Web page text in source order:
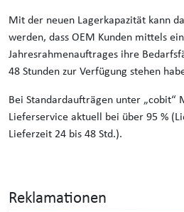
Mit der neuen Lagerkapazität kann
werden, dass OEM Kunden mittels
Jahresrahmenauftrages ihre
48 Stunden zur Verfügung stehen
Bei Standardaufträgen unter „cobit“
Lieferservice aktuell bei über 95 %
Lieferzeit 24 bis 48 Std.).
Reklamationen